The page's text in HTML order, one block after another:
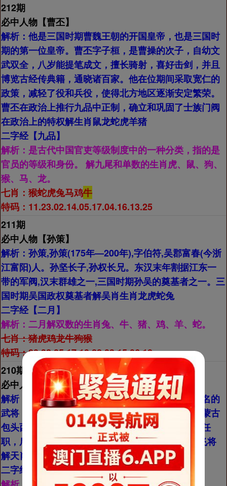
212期
必中人物【曹丕】
解析： 他是三国时期曹魏王朝的开国皇帝，也是三国时
期的第一位皇帝。曹丕字子桓，是曹操的次子，自幼文
武双全，八岁能提笔成文，擅长骑射，喜好击剑，并且
博览古经传典籍，通晓诸百家。他在位期间采取宽仁的
政策，减轻了役和兵役，使得北方地区逐渐安定繁荣。
曹丕在政治上推行九品中正制，确立和巩固了士族门阀
在政治上的特权解生肖鼠龙蛇虎羊猪
二字经【九品】
解析： 是古代中国官吏等级制度中的一种分类，指的是
官员的等级和身份。 解九尾和单数的生肖虎、鼠、狗、
猴、马、龙。
七肖： 猴蛇虎兔马鸡牛
特码：11.23.02.14.05.17.04.16.13.25
211期
必中人物【孙策】
解析： 孙策,孙策(175年—200年),字伯符,吴郡富春(今浙
江富阳)人。孙坚长子,孙权长兄。东汉末年割据江东一
带的军阀,汉末群雄之一,三国时期孙吴的奠基者之一。三
国时期吴国政权奠基者解吴肖生肖龙虎蛇兔
二字经【二月】
解析： 二月解双数的生肖兔、牛、猪、鸡、羊、蛇。
七肖：猪虎鸡龙牛狗猴
特码：20.32.05.17.10.22.03.15.06.18
210期
必中人物【吕布】
解析：
吕布，字奉先，号称“飞将”，是东汉末年著名的
武将，汉末群雄之一。他出生于五原郡九原（今内蒙古
包头西北），以勇武著称，曾在并州刺史丁原手下任
职，后因?董卓入京而杀丁原，成为董卓的部下。飞将
解天肖龙兔牛马猴猪
二字经【
武将】